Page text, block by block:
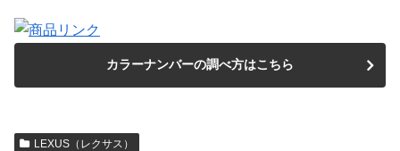
カラーナンバーの調べ方はこちら
LEXUS（レクサス）